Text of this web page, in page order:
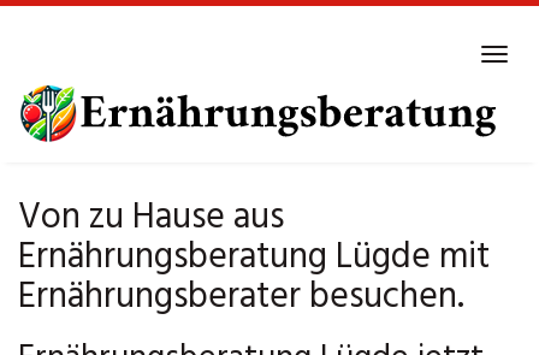
main
content
Von zu Hause aus
Ernährungsberatung Lügde mit
Ernährungsberater besuchen.